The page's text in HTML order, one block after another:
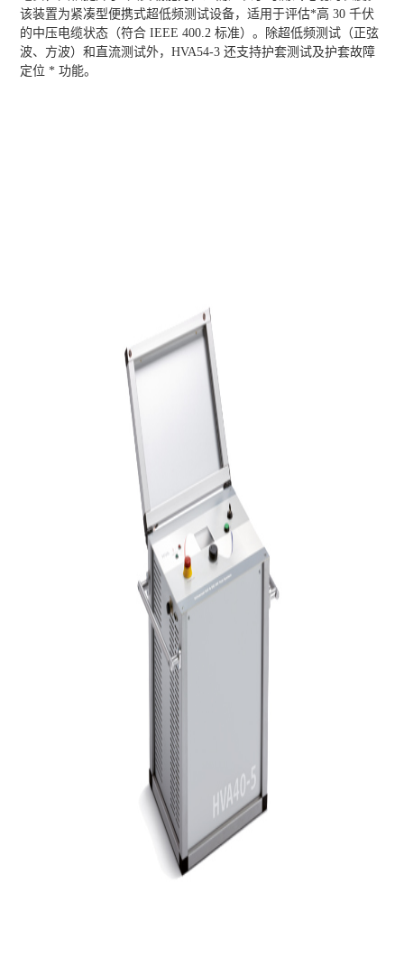
该装置为紧凑型便携式超低频测试设备，适用于评估*高 30 千伏
的中压电缆状态（符合 IEEE 400.2 标准）。除超低频测试（正弦
波、方波）和直流测试外，HVA54-3 还支持护套测试及护套故障
定位 * 功能。